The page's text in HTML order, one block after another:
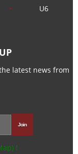
U6
latest news from
!